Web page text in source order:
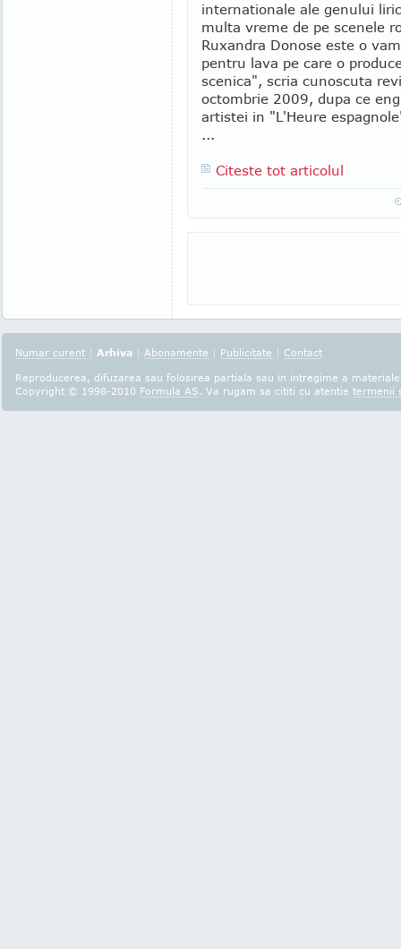
internationale ale genului
multa vreme de pe scenele
Ruxandra Donose este o
pentru lava pe care o
scenica", scria cunoscuta
octombrie 2009, dupa ce
artistei in "L'Heure
...
Citeste tot articolul
Numar curent | Arhiva | Abonamente | Publicitate | Contact
Reproducerea, difuzarea sau folosirea partiala sau in intregime a
Copyright © 1998-2010 Formula AS. Va rugam sa cititi cu atentie termenii